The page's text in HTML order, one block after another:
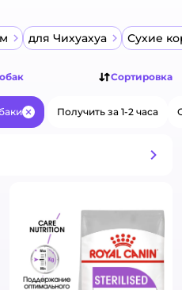
для Чихуахуа Сухие
Сортировка
ЗакрытьПолучить за 1-2 часа